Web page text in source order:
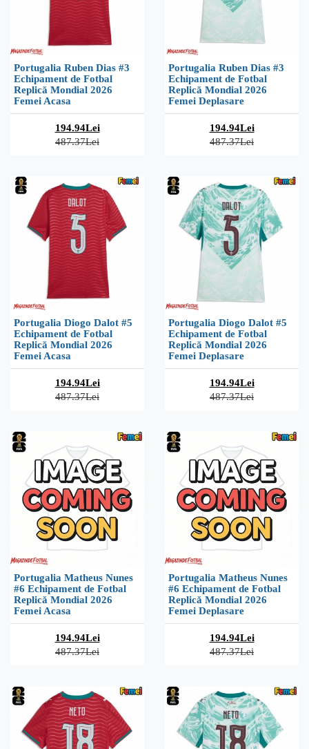
Portugalia Ruben Dias #3
Echipament de Fotbal
Replică Mondial 2026
Femei Acasa
194.94Lei
487.37Lei
Portugalia Ruben Dias #3
Echipament de Fotbal
Replică Mondial 2026
Femei Deplasare
194.94Lei
487.37Lei
Portugalia Diogo Dalot #5
Echipament de Fotbal
Replică Mondial 2026
Femei Acasa
194.94Lei
487.37Lei
Portugalia Diogo Dalot #5
Echipament de Fotbal
Replică Mondial 2026
Femei Deplasare
194.94Lei
487.37Lei
Portugalia Matheus Nunes
#6 Echipament de Fotbal
Replică Mondial 2026
Femei Acasa
194.94Lei
487.37Lei
Portugalia Matheus Nunes
#6 Echipament de Fotbal
Replică Mondial 2026
Femei Deplasare
194.94Lei
487.37Lei